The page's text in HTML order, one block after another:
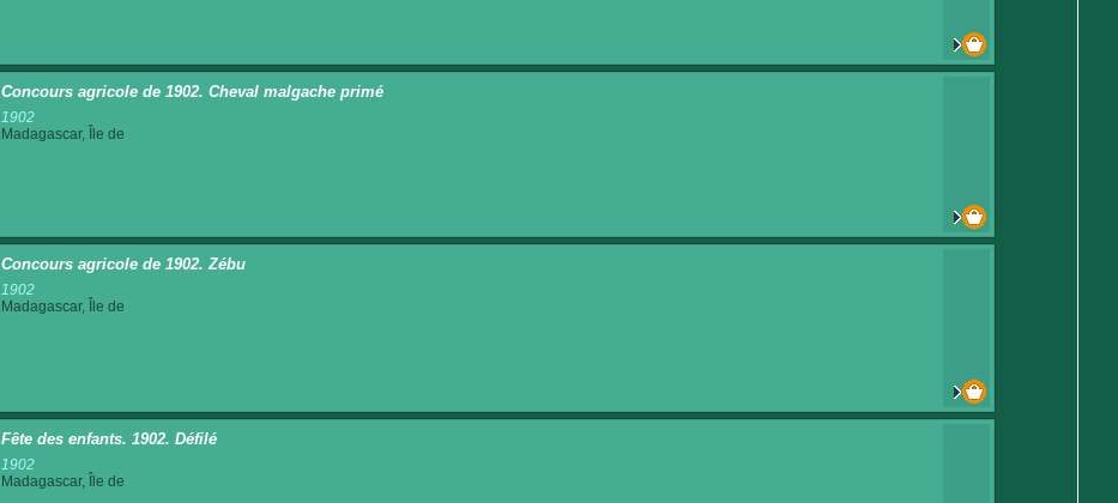
Concours agricole de 1902. Cheval malgache primé
1902
Madagascar, Île de
Concours agricole de 1902. Zébu
1902
Madagascar, Île de
Fête des enfants. 1902. Défilé
1902
Madagascar, Île de